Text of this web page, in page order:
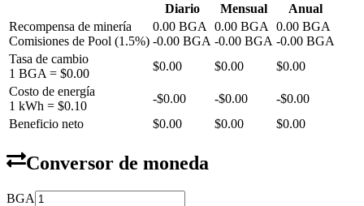
Diario Mensual
Anual
Recompensa de minería
Comisiones de Pool (1.5%)
0.00 BGA
-0.00 BGA
0.00 BGA
-0.00 BGA
0.00 BGA
-0.00 BGA
Tasa de cambio
1 BGA = $0.00
$0.00 $0.00
$0.00
Costo de energía
1 kWh = $0.10
-$0.00 -$0.00 -$0.00
Beneficio neto
$0.00 $0.00 $0.00
Conversor de moneda
BGA